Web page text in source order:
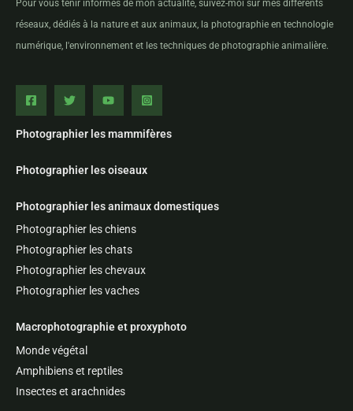
Pour vous tenir informés de mon actualité, suivez-moi sur mes différents
réseaux, dédiés à la nature et aux animaux, la photographie en technologie
numérique, l'environnement et les techniques de photographie animalière.
Photographier les mammifères
Photographier les oiseaux
Photographier les animaux domestiques
Photographier les chiens
Photographier les chats
Photographier les chevaux
Photographier les vaches
Macrophotographie et proxyphoto
Monde végétal
Amphibiens et reptiles
Insectes et arachnides